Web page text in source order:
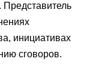
инициативах
сговоров.